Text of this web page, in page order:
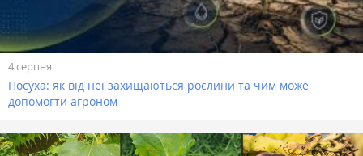
4 серпня
Посуха: як від неї захищаються рослини та чим може
допомогти агроном